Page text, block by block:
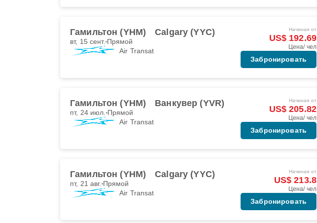
Гамильтон (YHM) Calgary (YYC)
вт, 15 сент. Прямой
Air Transat
Начиная от
US$ 192.69
Цена/ чел
Забронировать
Гамильтон (YHM) Ванкувер (YVR)
пт, 24 июл. Прямой
Air Transat
Начиная от
US$ 205.82
Цена/ чел
Забронировать
Гамильтон (YHM) Calgary (YYC)
пт, 21 авг. Прямой
Air Transat
Начиная от
US$ 213.8
Цена/ чел
Забронировать